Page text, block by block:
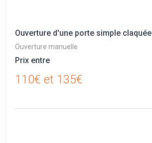
Ouverture d'une porte simple claquée
Ouverture manuelle
Prix entre
110€ et 135€